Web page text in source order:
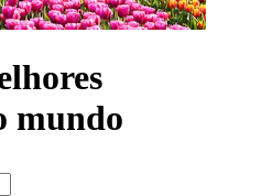
mundo